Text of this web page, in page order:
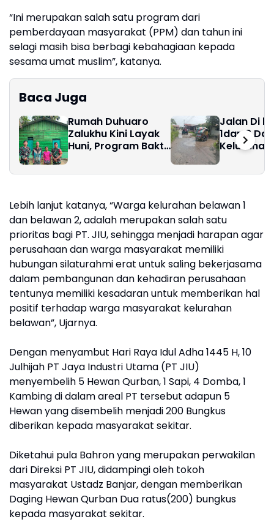
“Ini merupakan salah satu program dari
pemberdayaan masyarakat (PPM) dan tahun ini
selagi masih bisa berbagi kebahagiaan kepada
sesama umat muslim”, katanya.
Baca Juga
Rumah Duhuaro
Zalukhu Kini Layak
Huni, Program Bakti
Harapan Baru di
Jalan Di
1dan 2
Kelurahan
Rusak
Kota
Lebih lanjut katanya, “Warga kelurahan belawan 1
dan belawan 2, adalah merupakan salah satu
prioritas bagi PT. JIU, sehingga menjadi harapan agar
perusahaan dan warga masyarakat memiliki
hubungan silaturahmi erat untuk saling bekerjasama
dalam pembangunan dan kehadiran perusahaan
tentunya memiliki kesadaran untuk memberikan hal
positif terhadap warga masyarakat kelurahan
belawan”, Ujarnya.
Dengan menyambut Hari Raya Idul Adha 1445 H, 10
Julhijah PT Jaya Industri Utama (PT JIU)
menyembelih 5 Hewan Qurban, 1 Sapi, 4 Domba, 1
Kambing di dalam areal PT tersebut adapun 5
Hewan yang disembelih menjadi 200 Bungkus
diberikan kepada masyarakat sekitar.
Diketahui pula Bahron yang merupakan perwakilan
dari Direksi PT JIU, didampingi oleh tokoh
masyarakat Ustadz Banjar, dengan memberikan
Daging Hewan Qurban Dua ratus(200) bungkus
kepada masyarakat sekitar.